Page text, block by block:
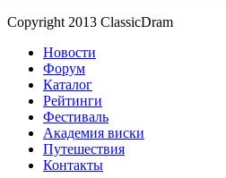
Copyright 2013 ClassicDram
Новости
Форум
Каталог
Рейтинги
Фестиваль
Академия виски
Путешествия
Контакты